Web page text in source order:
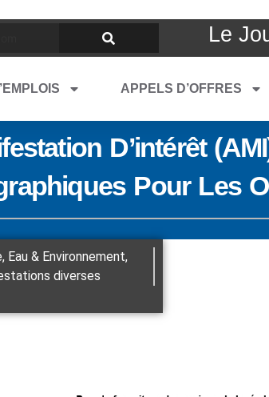
Le
APPELS D’OFFRES
D’intérêt
Pour Les
Eau & Environnement,
diverses